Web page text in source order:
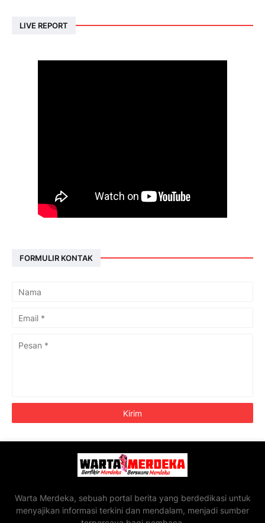
LIVE REPORT
FORMULIR KONTAK
Warta Merdeka, sebuah portal berita yang berdedikasi untuk
menyajikan informasi terkini dan mendalam, menjadi sumber